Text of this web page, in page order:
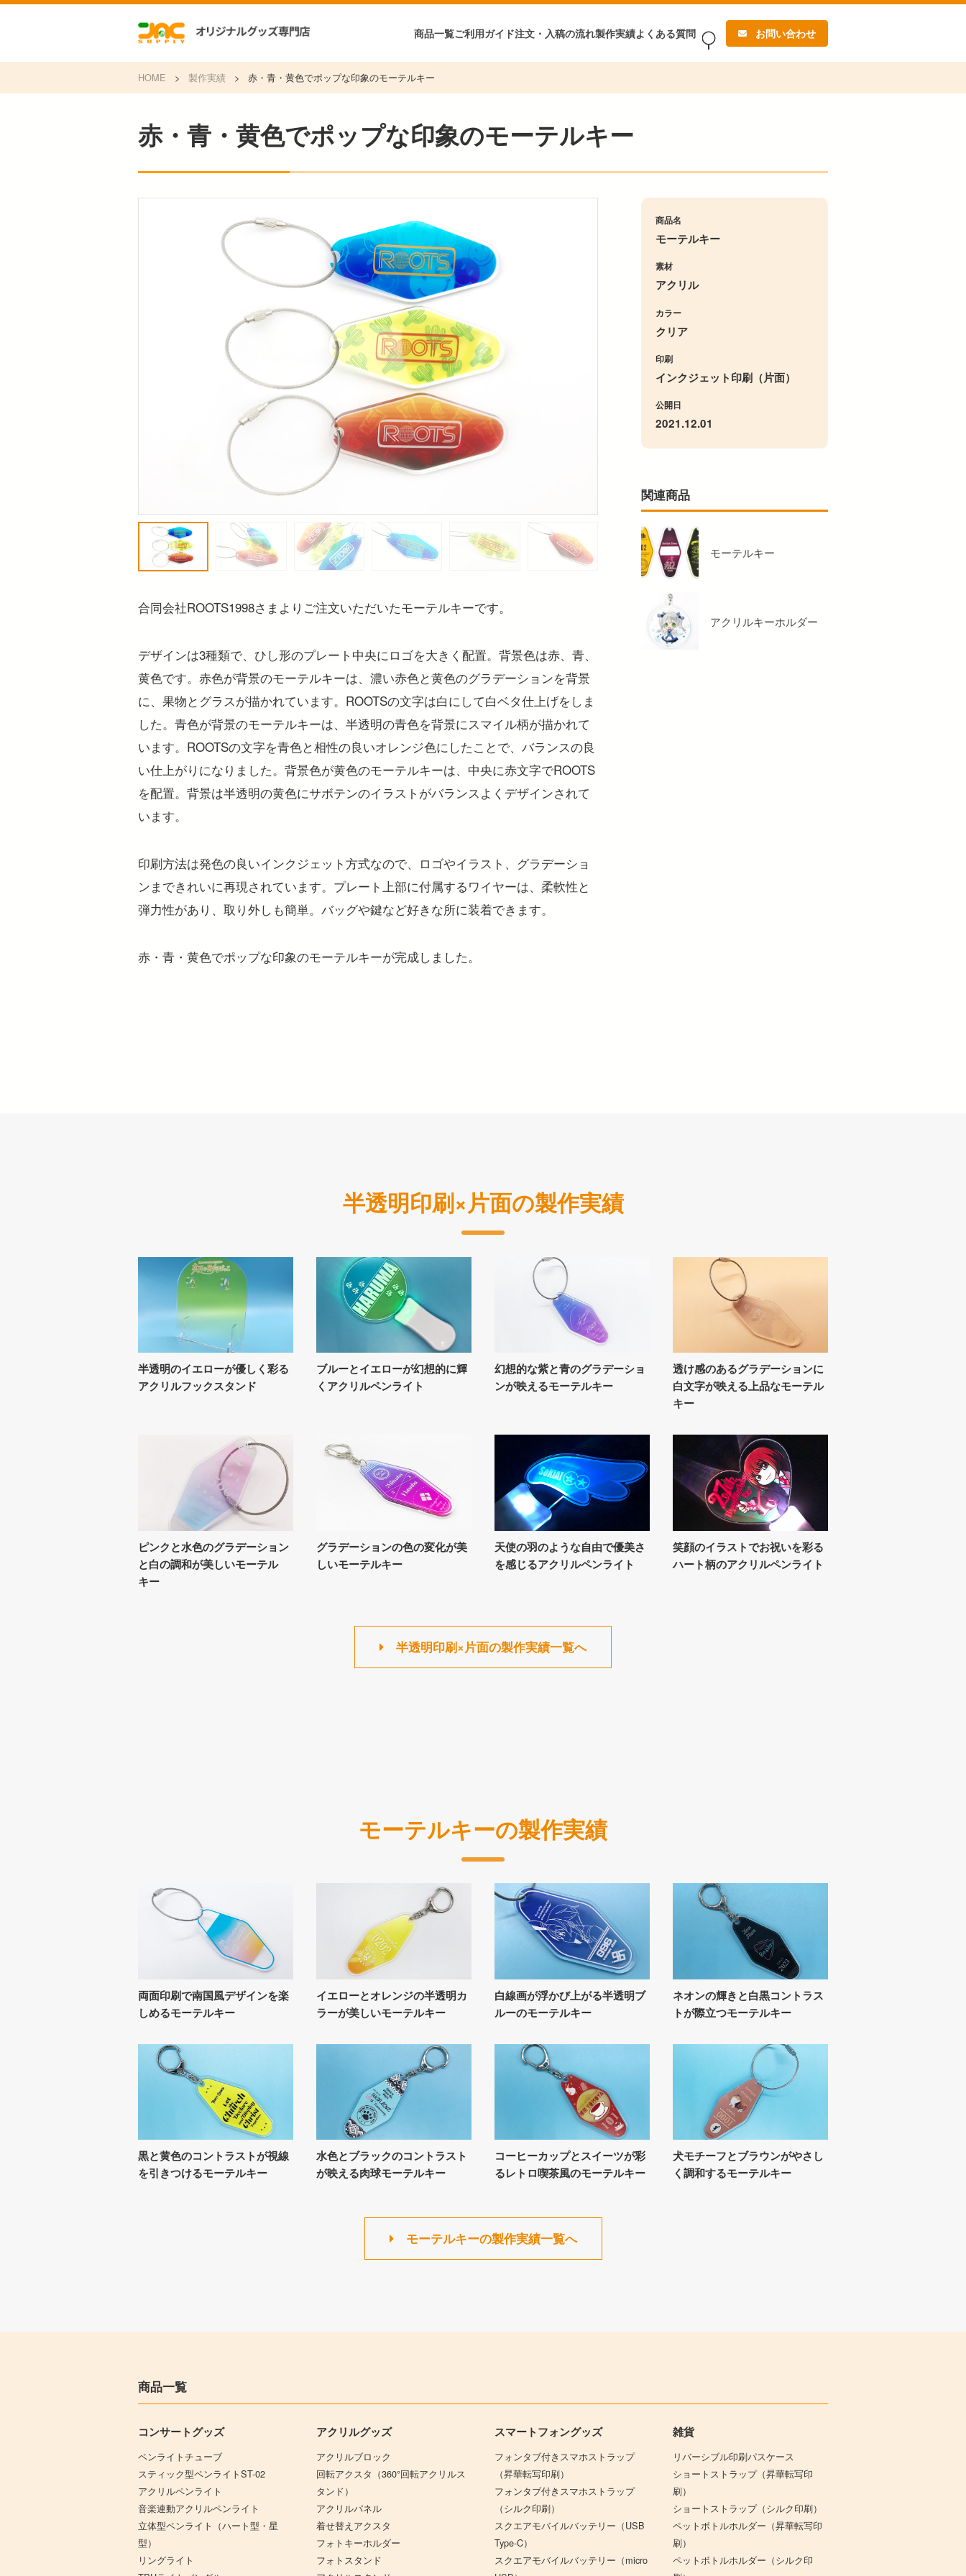
商品一覧ご利用ガイド注文・入稿の流れ製作実績よくある質問 お問い合わせ
HOME > 製作実績 > 赤・青・黄色でポップな印象のモーテルキー
赤・青・黄色でポップな印象のモーテルキー
合同会社ROOTS1998さまよりご注文いただいたモーテルキーです。
デザインは3種類で、ひし形のプレート中央にロゴを大きく配置。背景色は赤、青、
黄色です。赤色が背景のモーテルキーは、濃い赤色と黄色のグラデーションを背景
に、果物とグラスが描かれています。ROOTSの文字は白にして白ベタ仕上げをしま
した。青色が背景のモーテルキーは、半透明の青色を背景にスマイル柄が描かれて
います。ROOTSの文字を青色と相性の良いオレンジ色にしたことで、バランスの良
い仕上がりになりました。背景色が黄色のモーテルキーは、中央に赤文字でROOTS
を配置。背景は半透明の黄色にサボテンのイラストがバランスよくデザインされて
います。
印刷方法は発色の良いインクジェット方式なので、ロゴやイラスト、グラデーショ
ンまできれいに再現されています。プレート上部に付属するワイヤーは、柔軟性と
弾力性があり、取り外しも簡単。バッグや鍵など好きな所に装着できます。
赤・青・黄色でポップな印象のモーテルキーが完成しました。
商品名
モーテルキー
素材
アクリル
カラー
クリア
印刷
インクジェット印刷（片面）
公開日
2021.12.01
関連商品
モーテルキー
アクリルキーホルダー
半透明印刷×片面の製作実績
半透明のイエローが優しく彩る
アクリルフックスタンド
ブルーとイエローが幻想的に輝
くアクリルペンライト
幻想的な紫と青のグラデーショ
ンが映えるモーテルキー
透け感のあるグラデーションに
白文字が映える上品なモーテル
キー
ピンクと水色のグラデーション
と白の調和が美しいモーテル
キー
グラデーションの色の変化が美
しいモーテルキー
天使の羽のような自由で優美さ
を感じるアクリルペンライト
笑顔のイラストでお祝いを彩る
ハート柄のアクリルペンライト
半透明印刷×片面の製作実績一覧へ
モーテルキーの製作実績
両面印刷で南国風デザインを楽
しめるモーテルキー
イエローとオレンジの半透明カ
ラーが美しいモーテルキー
白線画が浮かび上がる半透明ブ
ルーのモーテルキー
ネオンの輝きと白黒コントラス
トが際立つモーテルキー
黒と黄色のコントラストが視線
を引きつけるモーテルキー
水色とブラックのコントラスト
が映える肉球モーテルキー
コーヒーカップとスイーツが彩
るレトロ喫茶風のモーテルキー
犬モチーフとブラウンがやさし
く調和するモーテルキー
モーテルキーの製作実績一覧へ
商品一覧
コンサートグッズ
ペンライトチューブ
スティック型ペンライトST-02
アクリルペンライト
音楽連動アクリルペンライト
立体型ペンライト（ハート型・星
型）
リングライト
アクリルグッズ
アクリルブロック
回転アクスタ（360°回転アクリルス
タンド）
アクリルパネル
着せ替えアクスタ
フォトキーホルダー
フォトスタンド
スマートフォングッズ
フォンタブ付きスマホストラップ
（昇華転写印刷）
フォンタブ付きスマホストラップ
（シルク印刷）
スクエアモバイルバッテリー（USB
Type-C）
スクエアモバイルバッテリー（micro
雑貨
リバーシブル印刷パスケース
ショートストラップ（昇華転写印
刷）
ショートストラップ（シルク印刷）
ペットボトルホルダー（昇華転写印
刷）
ペットボトルホルダー（シルク印